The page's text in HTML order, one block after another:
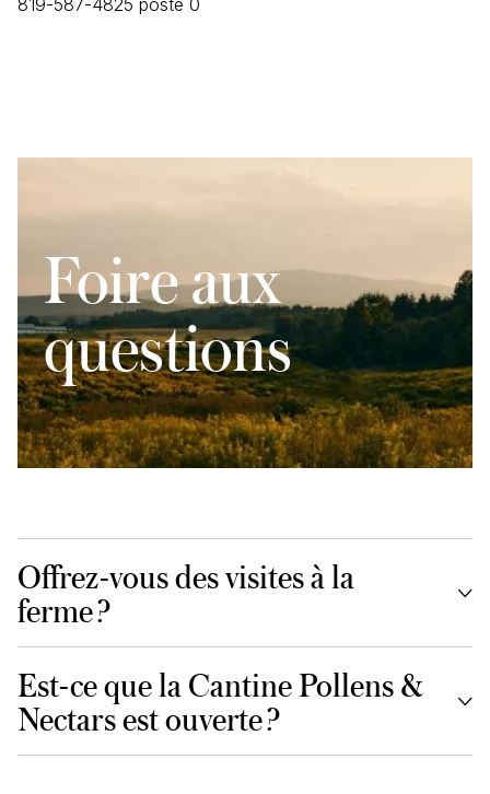
819-587-4825 poste 0
Foire aux
questions
Offrez-vous des visites à la
ferme ?
Est-ce que la Cantine Pollens &
Nectars est ouverte ?